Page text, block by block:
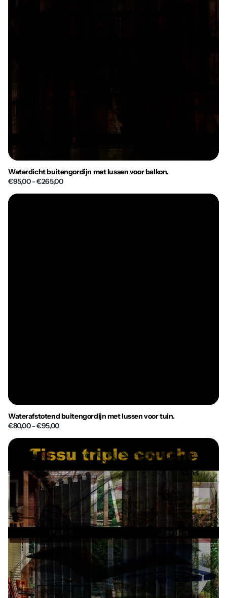
Waterdicht buitengordijn met lussen voor balkon.
€95,00- €265,00
Waterafstotend buitengordijn met lussen voor tuin.
€80,00- €95,00